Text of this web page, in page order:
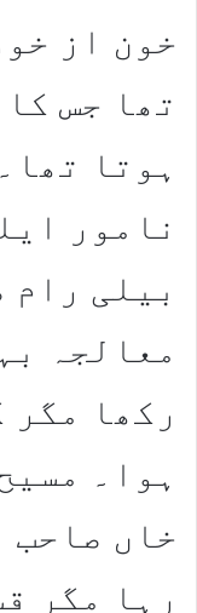
خون از
تھا جس
ہوتا
نامور
بیلی رام
معالجہ
رکھا مگر
ہوا۔
خاں صاحب
رہا مگر